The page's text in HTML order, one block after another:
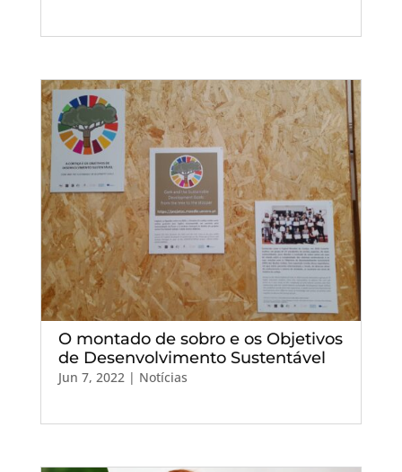
O montado de sobro e os Objetivos
de Desenvolvimento Sustentável
Jun 7, 2022| Notícias